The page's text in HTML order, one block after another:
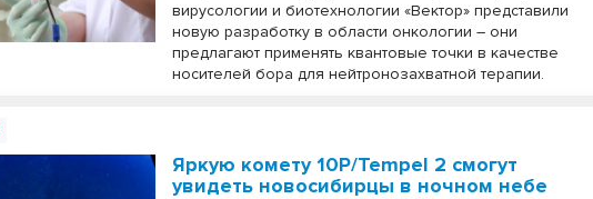
вирусологии и биотехнологии «Вектор» представили
новую разработку в области онкологии – они
предлагают применять квантовые точки в качестве
носителей бора для нейтронозахватной терапии.
Яркую комету 10P/Tempel 2 смогут
увидеть новосибирцы в ночном небе